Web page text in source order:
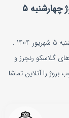
پخش زنده بازی گلاسکو رنجرز کلوب بروژ چهارشنبه ۵
پخش زنده بازی گلاسکو رنجرز و کلوب بروژ امروز چهارشنبه 5 شهریور 1404 .
قهرمانان اروپا و از ساعت ۲۳:۳۰ تیم‌های گلاسکو رنجرز و
را آنلاین تماشا